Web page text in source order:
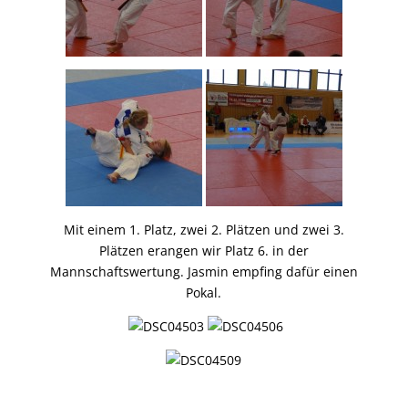
Mit einem 1. Platz, zwei 2. Plätzen und zwei 3.
Plätzen erangen wir Platz 6. in der
Mannschaftswertung. Jasmin empfing dafür einen
Pokal.